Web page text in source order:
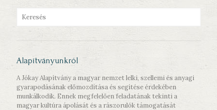
Alapítványunkról
A Jókay Alapítvány a magyar nemzet lelki, szellemi és anyagi
gyarapodásának előmozdítása és segítése érdekében
munkálkodik. Ennek megfelelően feladatának tekinti a
magyar kultúra ápolását és a rászorulók támogatását